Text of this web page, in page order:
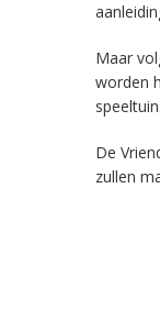
Maar
worden
De
zullen